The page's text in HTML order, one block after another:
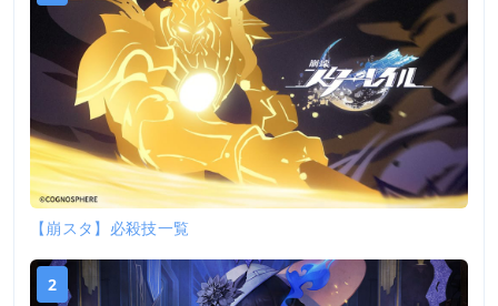
【崩スタ】必殺技一覧
2